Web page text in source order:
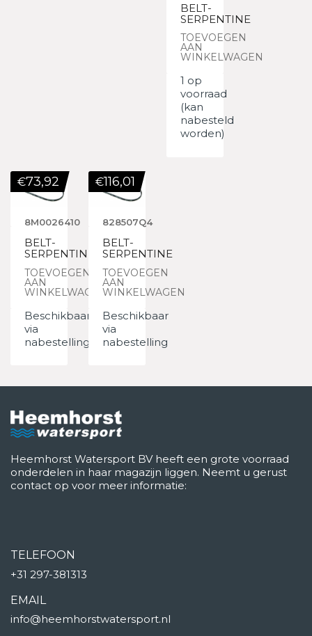
BELT-
SERPENTINE
TOEVOEGEN
AAN
WINKELWAGEN
1 op
voorraad
(kan
nabesteld
worden)
8M0026410
BELT-
SERPENTINE
TOEVOEGEN
AAN
WINKELWAGEN
€73,92
Beschikbaar
via
nabestelling
828507Q4
BELT-
SERPENTINE
TOEVOEGEN
AAN
WINKELWAGEN
€116,01
Beschikbaar
via
nabestelling
Heemhorst Watersport BV heeft een grote voorraad
onderdelen in haar magazijn liggen. Neemt u gerust
contact op voor meer informatie:
TELEFOON
+31 297-381313
EMAIL
info@heemhorstwatersport.nl